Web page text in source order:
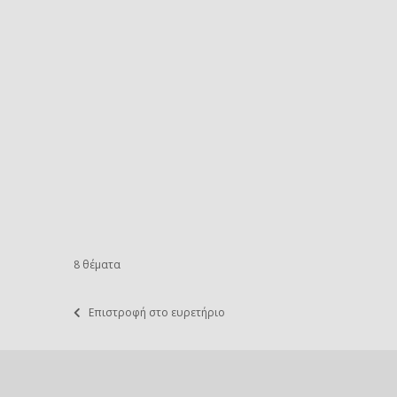
8 θέματα
Επιστροφή στο ευρετήριο